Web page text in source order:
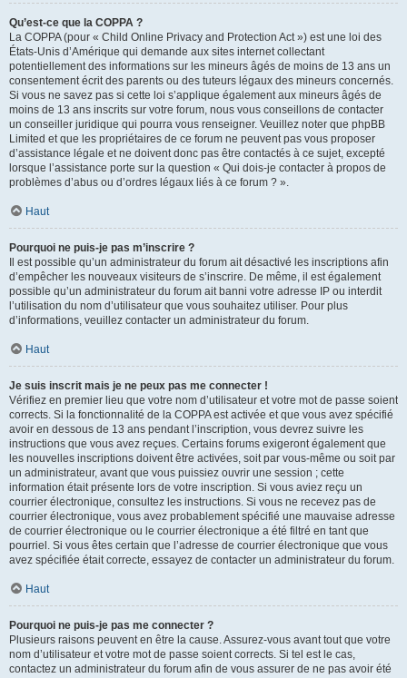
Qu’est-ce que la COPPA ?
La COPPA (pour « Child Online Privacy and Protection Act ») est une loi des
États-Unis d’Amérique qui demande aux sites internet collectant
potentiellement des informations sur les mineurs âgés de moins de 13 ans un
consentement écrit des parents ou des tuteurs légaux des mineurs concernés.
Si vous ne savez pas si cette loi s’applique également aux mineurs âgés de
moins de 13 ans inscrits sur votre forum, nous vous conseillons de contacter
un conseiller juridique qui pourra vous renseigner. Veuillez noter que phpBB
Limited et que les propriétaires de ce forum ne peuvent pas vous proposer
d’assistance légale et ne doivent donc pas être contactés à ce sujet, excepté
lorsque l’assistance porte sur la question « Qui dois-je contacter à propos de
problèmes d’abus ou d’ordres légaux liés à ce forum ? ».
Haut
Pourquoi ne puis-je pas m’inscrire ?
Il est possible qu’un administrateur du forum ait désactivé les inscriptions afin
d’empêcher les nouveaux visiteurs de s’inscrire. De même, il est également
possible qu’un administrateur du forum ait banni votre adresse IP ou interdit
l’utilisation du nom d’utilisateur que vous souhaitez utiliser. Pour plus
d’informations, veuillez contacter un administrateur du forum.
Haut
Je suis inscrit mais je ne peux pas me connecter !
Vérifiez en premier lieu que votre nom d’utilisateur et votre mot de passe soient
corrects. Si la fonctionnalité de la COPPA est activée et que vous avez spécifié
avoir en dessous de 13 ans pendant l’inscription, vous devrez suivre les
instructions que vous avez reçues. Certains forums exigeront également que
les nouvelles inscriptions doivent être activées, soit par vous-même ou soit par
un administrateur, avant que vous puissiez ouvrir une session ; cette
information était présente lors de votre inscription. Si vous aviez reçu un
courrier électronique, consultez les instructions. Si vous ne recevez pas de
courrier électronique, vous avez probablement spécifié une mauvaise adresse
de courrier électronique ou le courrier électronique a été filtré en tant que
pourriel. Si vous êtes certain que l’adresse de courrier électronique que vous
avez spécifiée était correcte, essayez de contacter un administrateur du forum.
Haut
Pourquoi ne puis-je pas me connecter ?
Plusieurs raisons peuvent en être la cause. Assurez-vous avant tout que votre
nom d’utilisateur et votre mot de passe soient corrects. Si tel est le cas,
contactez un administrateur du forum afin de vous assurer de ne pas avoir été